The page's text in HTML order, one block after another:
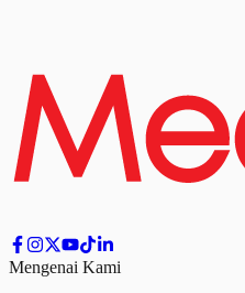
Mengenai Kami